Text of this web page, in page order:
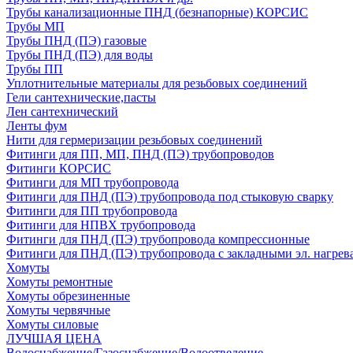
Трубы канализационные ПНД (безнапорные) КОРСИС
Трубы МП
Трубы ПНД (ПЭ) газовые
Трубы ПНД (ПЭ) для воды
Трубы ПП
Уплотнительные материалы для резьбовых соединений
Гели сантехнические,пасты
Лен сантехнический
Ленты фум
Нити для гермеризации резьбовых соединений
Фитинги для ПП, МП, ПНД (ПЭ) трубопроводов
Фитинги КОРСИС
Фитинги для МП трубопровода
Фитинги для ПНД (ПЭ) трубопровода под стыковую сварку
Фитинги для ПП трубопровода
Фитинги для НПВХ трубопровода
Фитинги для ПНД (ПЭ) трубопровода компрессионные
Фитинги для ПНД (ПЭ) трубопровода с закладными эл.
Хомуты
Хомуты ремонтные
Хомуты обрезиненные
Хомуты червячные
Хомуты силовые
ЛУЧШАЯ ЦЕНА